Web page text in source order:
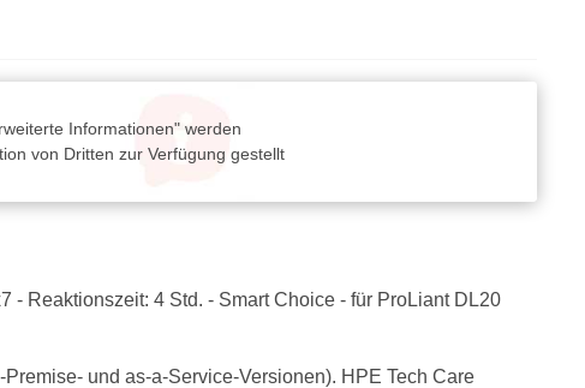
Informationen" werden
von Dritten zur Verfügung gestellt
- Reaktionszeit: 4 Std. - Smart Choice - für ProLiant DL20
und as-a-Service-Versionen). HPE Tech Care